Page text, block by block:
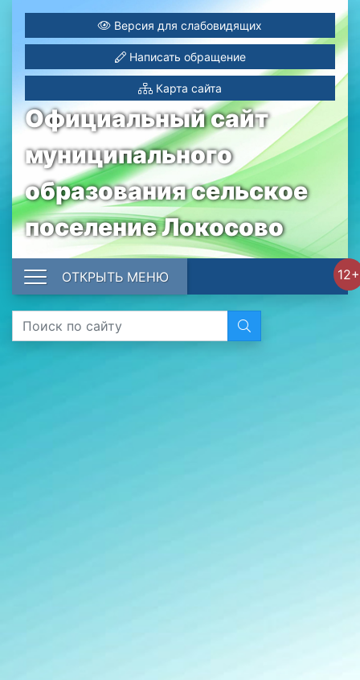
Официальный сайт
муниципального
образования сельское
поселение Локосово
Версия для слабовидящих
Написать обращение
Карта сайта
12+
ОТКРЫТЬ МЕНЮ